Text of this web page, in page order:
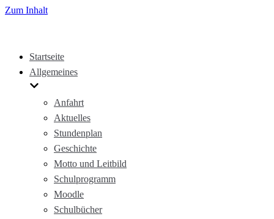
Zum Inhalt
Startseite
Allgemeines
Anfahrt
Aktuelles
Stundenplan
Geschichte
Motto und Leitbild
Schulprogramm
Moodle
Schulbücher